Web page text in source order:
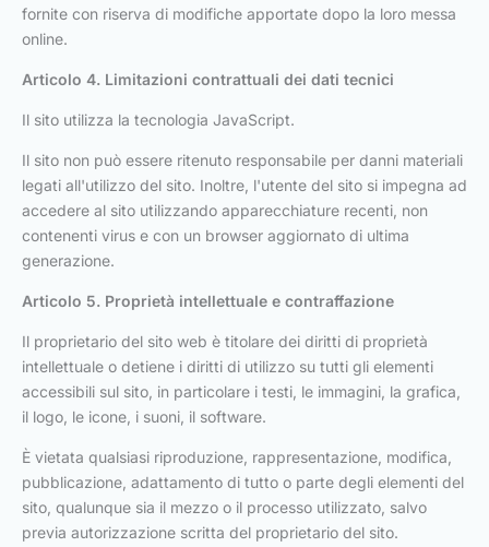
fornite con riserva di modifiche apportate dopo la loro messa
online.
Articolo 4. Limitazioni contrattuali dei dati tecnici
Il sito utilizza la tecnologia JavaScript.
Il sito non può essere ritenuto responsabile per danni materiali
legati all'utilizzo del sito. Inoltre, l'utente del sito si impegna ad
accedere al sito utilizzando apparecchiature recenti, non
contenenti virus e con un browser aggiornato di ultima
generazione.
Articolo 5. Proprietà intellettuale e contraffazione
Il proprietario del sito web è titolare dei diritti di proprietà
intellettuale o detiene i diritti di utilizzo su tutti gli elementi
accessibili sul sito, in particolare i testi, le immagini, la grafica,
il logo, le icone, i suoni, il software.
È vietata qualsiasi riproduzione, rappresentazione, modifica,
pubblicazione, adattamento di tutto o parte degli elementi del
sito, qualunque sia il mezzo o il processo utilizzato, salvo
previa autorizzazione scritta del proprietario del sito.